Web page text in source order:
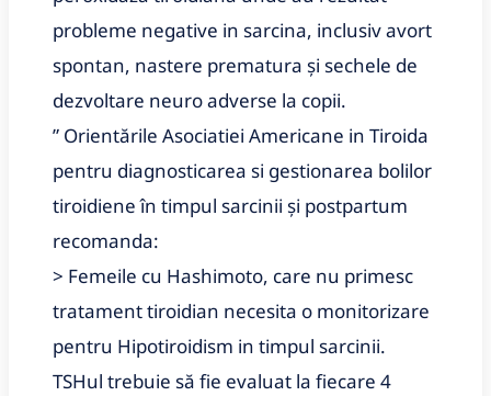
probleme negative in sarcina, inclusiv avort
spontan, nastere prematura și sechele de
dezvoltare neuro adverse la copii.
” Orientările Asociatiei Americane in Tiroida
pentru diagnosticarea si gestionarea bolilor
tiroidiene în timpul sarcinii și postpartum
recomanda:
> Femeile cu Hashimoto, care nu primesc
tratament tiroidian necesita o monitorizare
pentru Hipotiroidism in timpul sarcinii.
TSHul trebuie să fie evaluat la fiecare 4